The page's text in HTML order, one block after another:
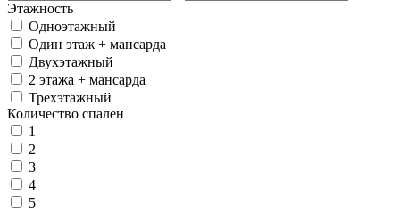
Этажность
Одноэтажный
Один этаж + мансарда
Двухэтажный
2 этажа + мансарда
Трехэтажный
Количество спален
1
2
3
4
5